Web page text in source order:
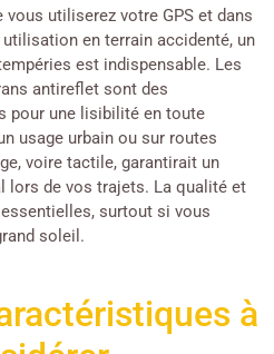
vous utiliserez votre GPS et dans
en terrain accidenté, un
est indispensable. Les
antireflet sont des
pour une lisibilité en toute
usage urbain ou sur routes
voire tactile, garantirait un
lors de vos trajets. La qualité et
surtout si vous
soleil.
à